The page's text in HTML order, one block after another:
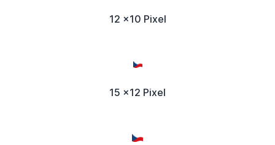
12 x10 Pixel
15 x12 Pixel